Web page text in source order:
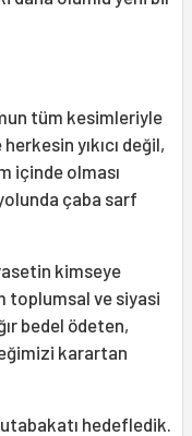
tüm kesimleriyle
yıkıcı değil,
içinde olması
çaba sarf
kimseye
toplumsal ve siyasi
bedel ödeten,
karartan
hedefledik.